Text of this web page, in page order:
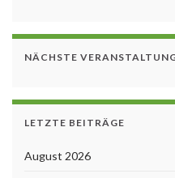
NÄCHSTE
LETZTE BEITRÄGE
August 2026